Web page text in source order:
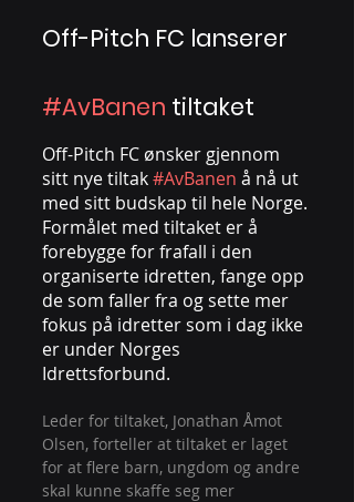
Off-Pitch FC lanserer
#AvBanen tiltaket
Off-Pitch FC ønsker gjennom
sitt nye tiltak #AvBanen å nå ut
med sitt budskap til hele Norge.
Formålet med tiltaket er å
forebygge for frafall i den
organiserte idretten, fange opp
de som faller fra og sette mer
fokus på idretter som i dag ikke
er under Norges
Idrettsforbund.
Leder for tiltaket, Jonathan Åmot
Olsen, forteller at tiltaket er laget
for at flere barn, ungdom og andre
skal kunne skaffe seg mer